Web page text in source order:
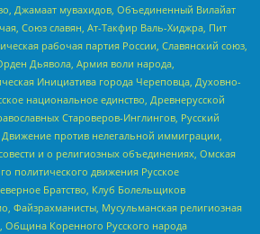
Джамаат мувахидов, Объединенный Вилайат
Союз славян, Ат-Такфир Валь-Хиджра, Пит
рабочая партия России, Славянский союз,
Дьявола, Армия воли народа,
Инициатива города Череповца, Духовно-
национальное единство, Древнерусской
Староверов-Инглингов, Русский
против нелегальной иммиграции,
и о религиозных объединениях, Омская
политического движения Русское
Братство, Клуб Болельщиков
Файзрахманисты, Мусульманская религиозная
Община Коренного Русского народа